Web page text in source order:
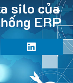
silo của
ERP